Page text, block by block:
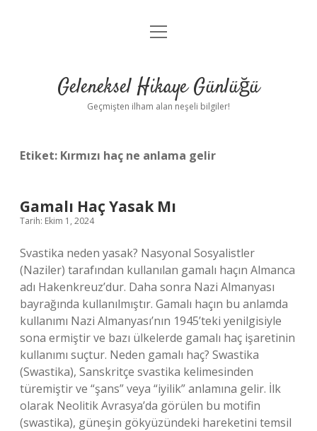
Anasayfa
Yasal Uyarı
menüyü
Geleneksel Hikaye Günlüğü
Geçmişten ilham alan neşeli bilgiler!
Etiket: Kırmızı haç ne anlama gelir
Gamalı Haç Yasak Mı
Tarih: Ekim 1, 2024
Svastika neden yasak? Nasyonal Sosyalistler
(Naziler) tarafından kullanılan gamalı haçın Almanca
adı Hakenkreuz’dur. Daha sonra Nazi Almanyası
bayrağında kullanılmıştır. Gamalı haçın bu anlamda
kullanımı Nazi Almanyası’nın 1945’teki yenilgisiyle
sona ermiştir ve bazı ülkelerde gamalı haç işaretinin
kullanımı suçtur. Neden gamalı haç? Swastika
(Swastika), Sanskritçe svastika kelimesinden
türemiştir ve “şans” veya “iyilik” anlamına gelir. İlk
olarak Neolitik Avrasya’da görülen bu motifin
(swastika), güneşin gökyüzündeki hareketini temsil